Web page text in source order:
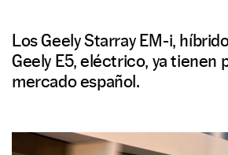
Los Geely Starray EM-i,
Geely E5, eléctrico, ya tienen
mercado español.